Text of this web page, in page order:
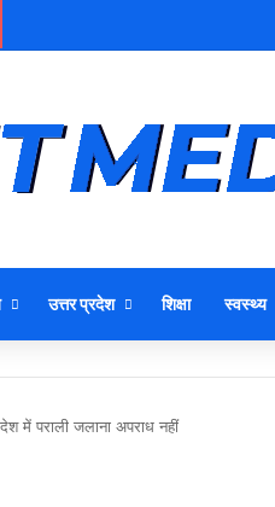
उत्तर प्रदेश शिक्षा स्वस्थ्य
में पराली जलाना अपराध नहीं